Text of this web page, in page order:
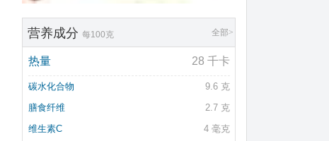
营养成分 每100克 全部>
热量 28 千卡
碳水化合物
9.6 克
膳食纤维
2.7 克
维生素C
4 毫克